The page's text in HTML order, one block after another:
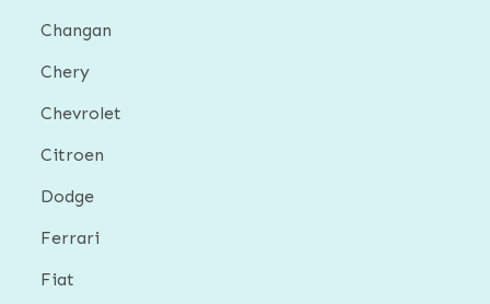
Changan
Chery
Chevrolet
Citroen
Dodge
Ferrari
Fiat